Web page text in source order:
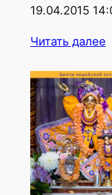
19.04.2015
Читать далее